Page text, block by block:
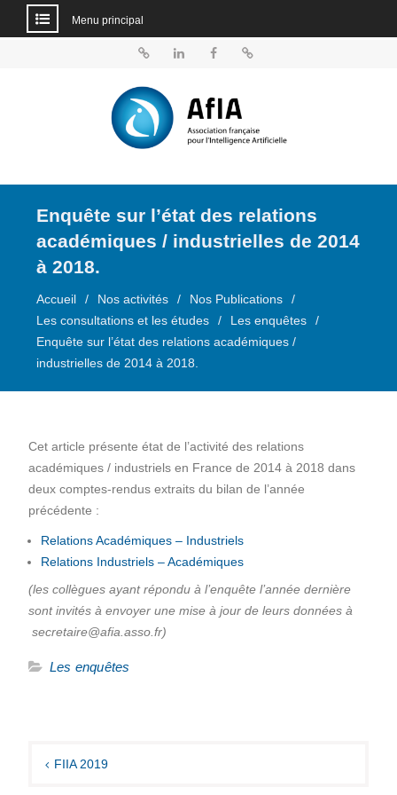
Menu principal
Enquête sur l’état des relations
académiques / industrielles de 2014
à 2018.
Accueil Nos activités
Nos Publications
Les consultations et les études
Les enquêtes
Enquête sur l’état des relations académiques /
industrielles de 2014 à 2018.
Cet article présente état de l’activité des relations
académiques / industriels en France de 2014 à 2018 dans
deux comptes-rendus extraits du bilan de l’année
précédente :
Relations Académiques – Industriels
Relations Industriels – Académiques
(les collègues ayant répondu à l’enquête l’année dernière
sont invités à envoyer une mise à jour de leurs données à
secretaire@afia.asso.fr)
Les enquêtes
de FIIA 2019